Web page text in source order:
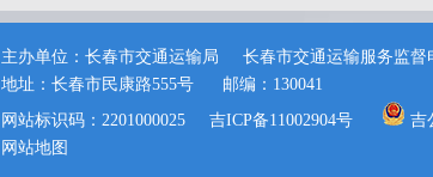
主办单位：长春市交通运输局
长春市交通运输服务监督
地址：长春市民康路555号
邮编：130041
网站标识码：2201000025
吉ICP备11002904号
吉
网站地图